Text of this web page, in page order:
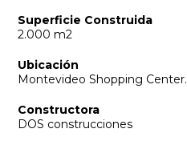
Superficie Construida
2.000 m2
Ubicación
Montevideo Shopping Center.
Constructora
DOS construcciones